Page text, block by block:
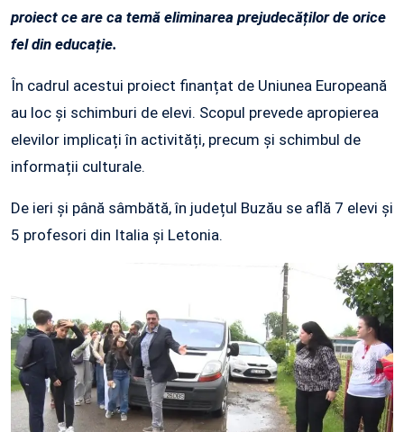
proiect ce are ca temă eliminarea prejudecăților de orice
fel din educație.
În cadrul acestui proiect finanțat de Uniunea Europeană
au loc și schimburi de elevi. Scopul prevede apropierea
elevilor implicați în activități, precum și schimbul de
informații culturale.
De ieri și până sâmbătă, în județul Buzău se află 7 elevi și
5 profesori din Italia și Letonia.